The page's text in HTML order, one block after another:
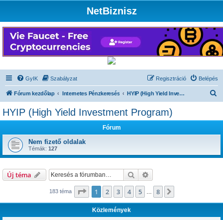
NetBiznisz
GyIK Szabályzat Belépés
Regisztráció
Fórum kezdőlap Internetes Pénzkeresés HYIP (High Yield Investment Program)
HYIP (High Yield Investment Program)
Fórum
Nem fizető oldalak
Témák: 127
Új téma Keresés
183 téma Oldal:1 8
1 2 3 4 5 8
Közlemények